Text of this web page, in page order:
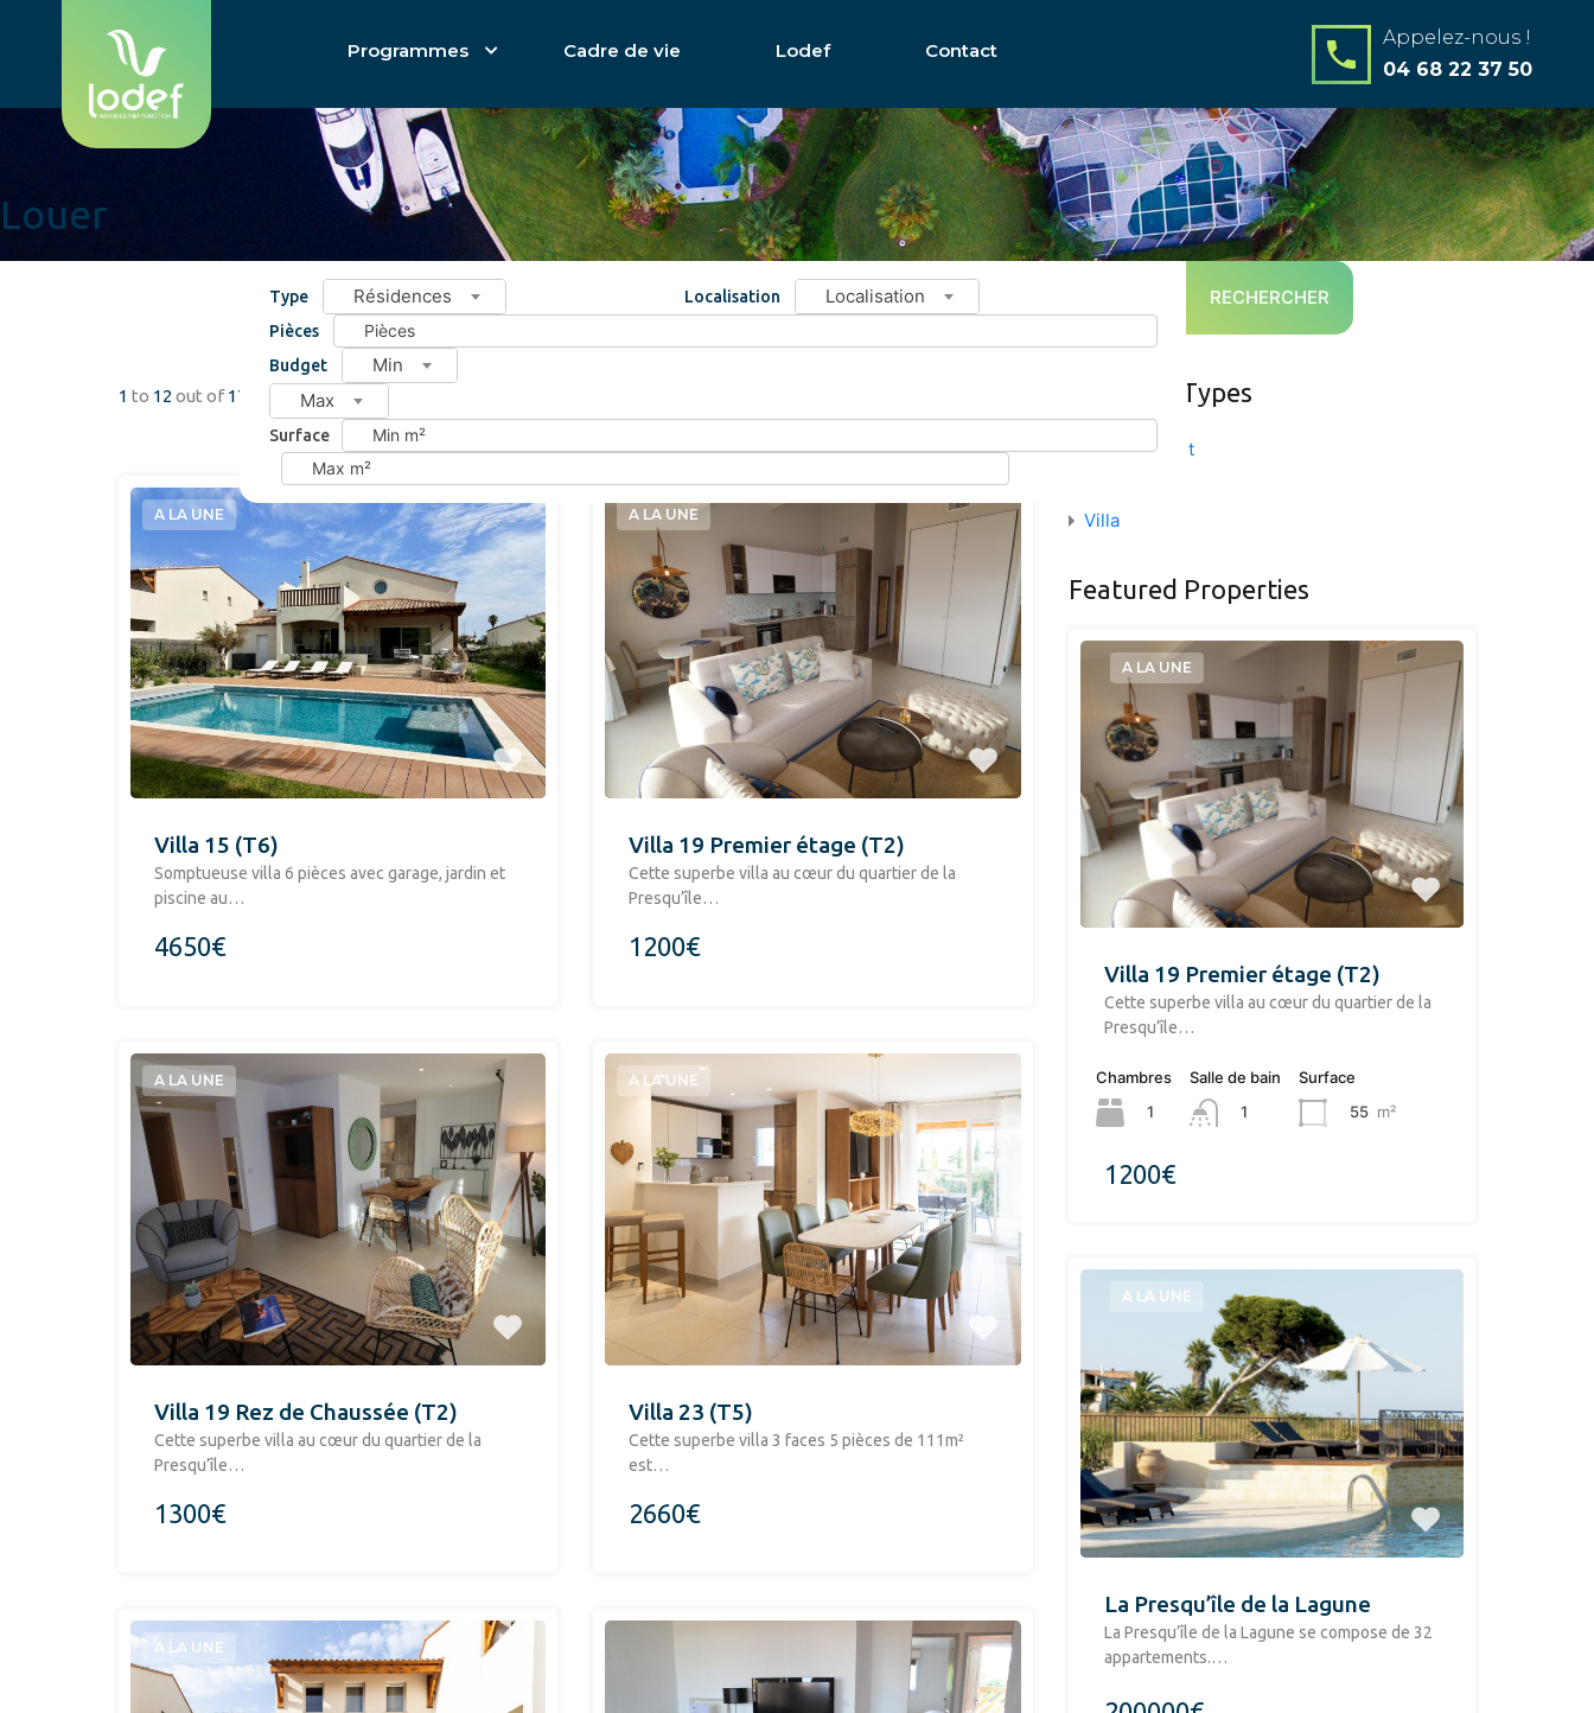
Programmes Cadre de vie Lodef
Contact
04 68 22 37 50
Louer
Type Résidences Localisation Localisation
Localisation
Pièces
Budget
Min
Max
Surface
RECHERCHER
1 to 12 out of17 properties
A LA UNE
Villa 15 (T6)
Somptueuse villa 6 pièces avec garage, jardin et
piscine au…
4650€
A LA UNE
Villa 19 Premier étage (T2)
​Cette superbe villa au cœur du quartier de la
Presqu’île…
1200€
A LA UNE
Villa 19 Rez de Chaussée (T2)
​Cette superbe villa au cœur du quartier de la
Presqu’île…
1300€
A LA UNE
Villa 23 (T5)
​Cette superbe villa 3 faces 5 pièces de 111m²
est…
2660€
A LA UNE
Property Types
Appartement
Villa
Featured Properties
A LA UNE
Villa 19 Premier étage (T2)
​Cette superbe villa au cœur du quartier de la
Presqu’île…
Chambres
1
Salle de bain
1
Surface
55 m²
1200€
A LA UNE
La Presqu’île de la Lagune
La Presqu’île de la Lagune se compose de 32
appartements.…